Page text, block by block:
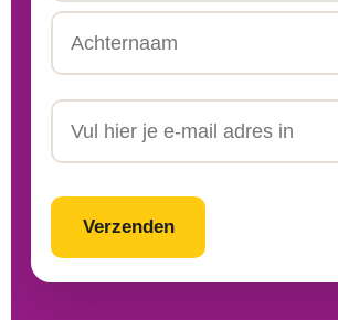
Tussenvoegsel
Achternaam
CAPTCHA